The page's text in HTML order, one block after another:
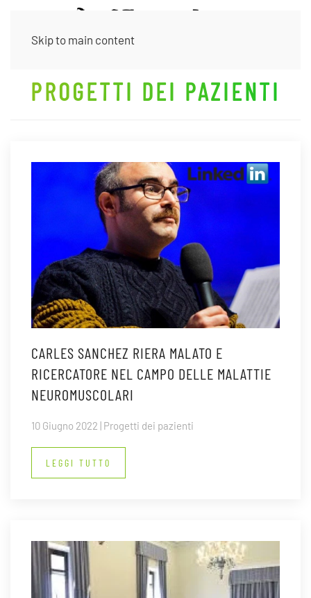
Skip to main content
PROGETTI DEI PAZIENTI
CARLES SANCHEZ RIERA MALATO E
RICERCATORE NEL CAMPO DELLE MALATTIE
NEUROMUSCOLARI
10 Giugno 2022 | Progetti dei pazienti
LEGGI TUTTO